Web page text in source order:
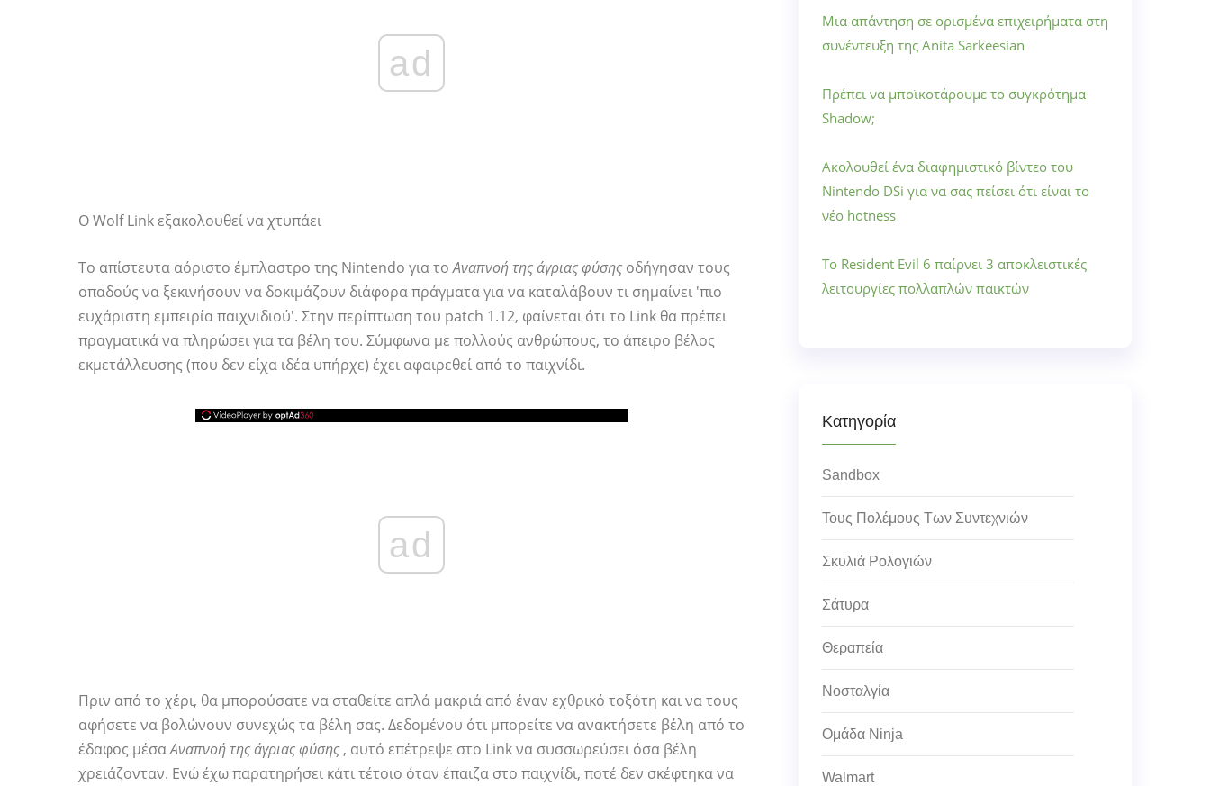
ad
Ο Wolf Link εξακολουθεί να χτυπάει
Το απίστευτα αόριστο έμπλαστρο της Nintendo για τοΑναπνοή της άγριας φύσης οδήγησαν τους
οπαδούς να ξεκινήσουν να δοκιμάζουν διάφορα πράγματα για να καταλάβουν τι σημαίνει 'πιο
ευχάριστη εμπειρία παιχνιδιού'. Στην περίπτωση του patch 1.12, φαίνεται ότι το Link θα πρέπει
πραγματικά να πληρώσει για τα βέλη του. Σύμφωνα με πολλούς ανθρώπους, το άπειρο βέλος
εκμετάλλευσης (που δεν είχα ιδέα υπήρχε) έχει αφαιρεθεί από το παιχνίδι.
ad
Πριν από το χέρι, θα μπορούσατε να σταθείτε απλά μακριά από έναν εχθρικό τοξότη και να τους
αφήσετε να βολώνουν συνεχώς τα βέλη σας. Δεδομένου ότι μπορείτε να ανακτήσετε βέλη από το
έδαφος μέσαΑναπνοή της άγριας φύσης , αυτό επέτρεψε στο Link να συσσωρεύσει όσα βέλη
χρειάζονταν. Ενώ έχω παρατηρήσει κάτι τέτοιο όταν έπαιζα στο παιχνίδι, ποτέ δεν σκέφτηκα να
Μια απάντηση σε ορισμένα επιχειρήματα στη
συνέντευξη της Anita Sarkeesian
Πρέπει να μποϊκοτάρουμε το συγκρότημα
Shadow;
Ακολουθεί ένα διαφημιστικό βίντεο του
Nintendo DSi για να σας πείσει ότι είναι το
νέο hotness
Το Resident Evil 6 παίρνει 3 αποκλειστικές
λειτουργίες πολλαπλών παικτών
Κατηγορία
Sandbox
Τους Πολέμους Των Συντεχνιών
Σκυλιά Ρολογιών
Σάτυρα
Θεραπεία
Νοσταλγία
Ομάδα Ninja
Walmart